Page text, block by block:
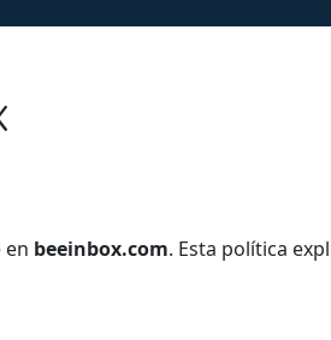
en beeinbox.com. Esta política